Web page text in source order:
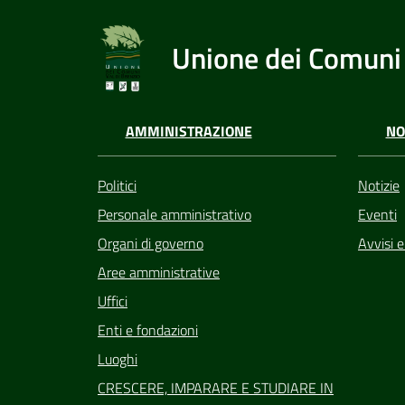
Unione dei
AMMINISTRAZIONE
Politici
Personale amministrativo
Organi di governo
Aree amministrative
Uffici
Enti e fondazioni
Luoghi
CRESCERE, IMPARARE E STUDIARE IN
Notizie
Eventi
Avvisi